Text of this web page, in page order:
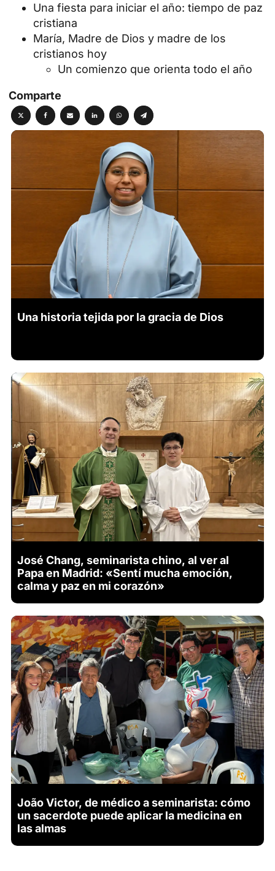
Una fiesta para iniciar el año: tiempo de paz
cristiana
María, Madre de Dios y madre de los
cristianos hoy
Un comienzo que orienta todo el año
Comparte
Una historia tejida por la gracia de Dios
José Chang, seminarista chino, al ver al
Papa en Madrid: «Sentí mucha emoción,
calma y paz en mi corazón»
João Victor, de médico a seminarista: cómo
un sacerdote puede aplicar la medicina en
las almas